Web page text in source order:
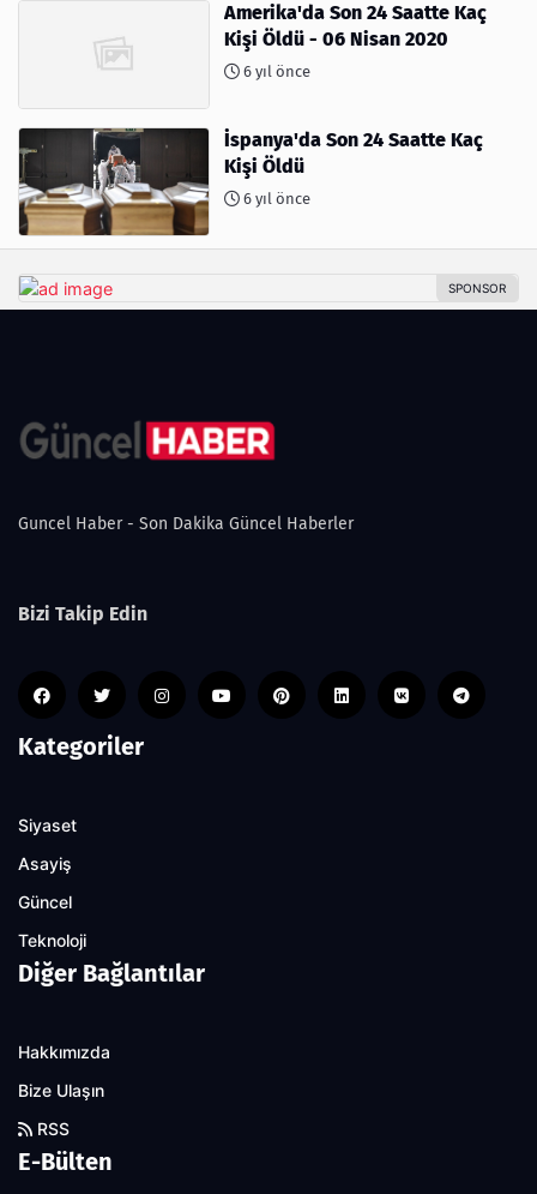
Amerika'da Son 24 Saatte Kaç
Kişi Öldü - 06 Nisan 2020
6 yıl önce
İspanya'da Son 24 Saatte Kaç
Kişi Öldü
6 yıl önce
Guncel Haber - Son Dakika Güncel Haberler
Bizi Takip Edin
Kategoriler
Siyaset
Asayiş
Güncel
Teknoloji
Diğer Bağlantılar
Hakkımızda
Bize Ulaşın
RSS
E-Bülten